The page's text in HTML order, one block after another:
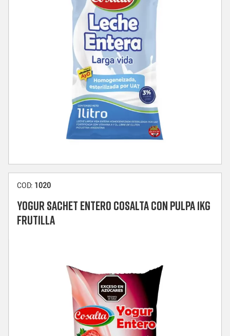
COD: 1020
YOGUR SACHET ENTERO COSALTA CON PULPA 1KG
FRUTILLA